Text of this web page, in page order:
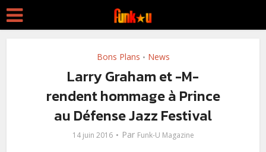
Bons Plans • News
Larry Graham et -M-
rendent hommage à Prince
au Défense Jazz Festival
14 juin 2016 Par Funk-U Magazine